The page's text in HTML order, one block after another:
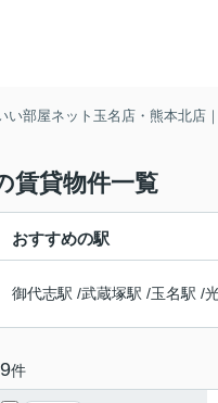
部屋ネット玉名店・熊本北店
賃貸物件一覧
おすすめの駅
御代志駅 /武蔵塚駅 /玉名駅 /
件